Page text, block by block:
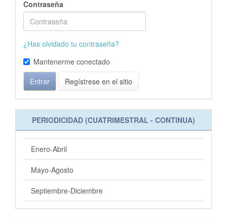
Contraseña
¿Has olvidado tu contraseña?
Mantenerme conectado
Entrar
Regístrese en el sitio
PERIODICIDAD (CUATRIMESTRAL - CONTINUA)
Enero-Abril
Mayo-Agosto
Septiembre-Diciembre